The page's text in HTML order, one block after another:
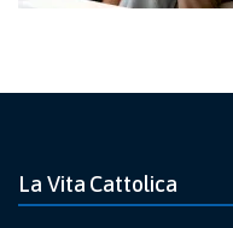
La Vita Cattolica